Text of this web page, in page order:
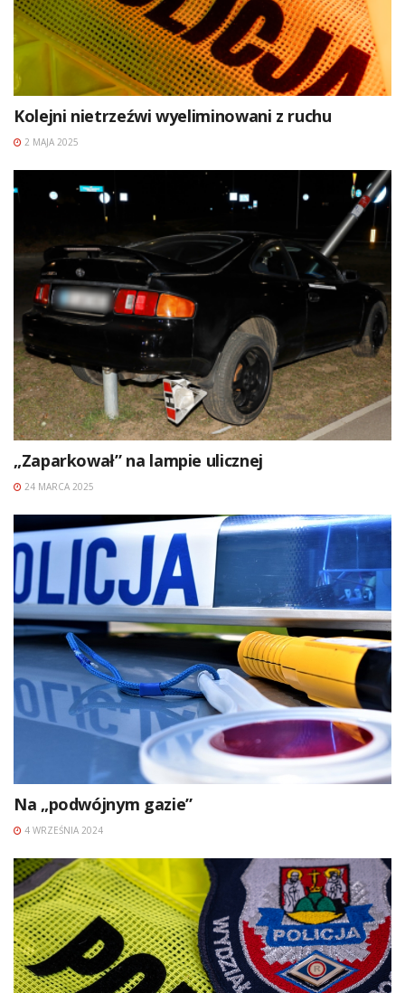
Kolejni nietrzeźwi wyeliminowani z ruchu
2 MAJA 2025
„Zaparkował” na lampie ulicznej
24 MARCA 2025
Na „podwójnym gazie”
4 WRZEŚNIA 2024